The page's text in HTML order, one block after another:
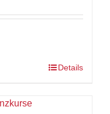
Details